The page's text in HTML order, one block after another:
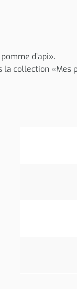
d’api».
la collection «Mes